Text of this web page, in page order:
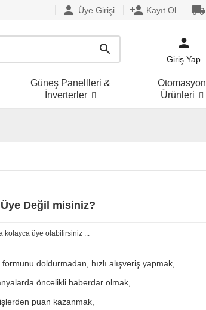
person Üye Girişi person_add Kayıt Ol local_shipping
search person
Giriş Yap
Güneş Panellleri &
İnverterler
Otomasyon
Ürünleri
Değil misiniz?
kolayca üye olabilirsiniz ...
doldurmadan, hızlı alışveriş yapmak,
öncelikli haberdar olmak,
puan kazanmak,